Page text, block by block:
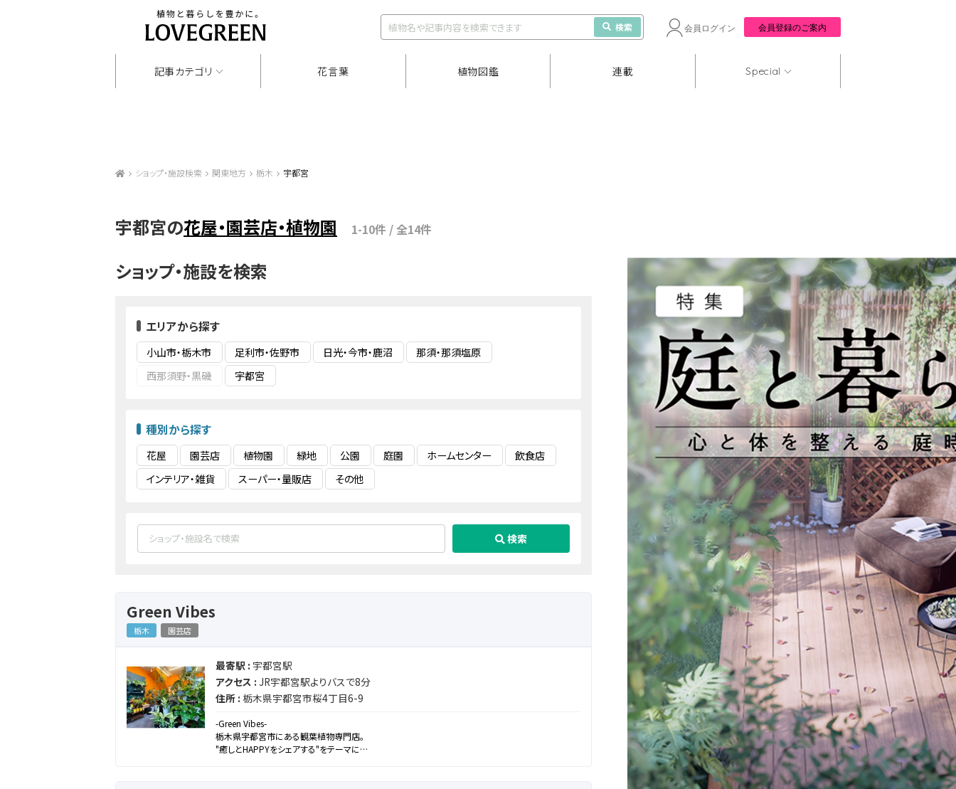
検索 会員ログイン 会員登録のご案内
記事カテゴリ 花言葉 植物図鑑 連載 Special
ショップ・施設検索 関東地方 栃木 宇都宮
宇都宮の花屋・園芸店・植物園 1-10件 / 全14件
ショップ・施設を検索
エリアから探す
小山市・栃木市 足利市・佐野市 日光・今市・鹿沼
那須・那須塩原
西那須野・黒磯
宇都宮
種別から探す
花屋 園芸店 植物園 緑地 公園 庭園 ホームセンター
飲食店
インテリア・雑貨
スーパー・量販店 その他
検索
Green Vibes
栃木 園芸店
最寄駅 : 宇都宮駅
アクセス : JR宇都宮駅よりバスで8分
住所 : 栃木県宇都宮市桜4丁目6-9
-Green Vibes-
栃木県宇都宮市にある観葉植物専門店。
"癒しとHAPPYをシェアする"をテーマに